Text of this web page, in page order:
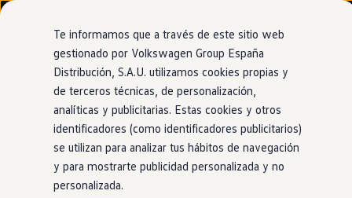
Ir
directamente
al contenido
Ir
directamente
al pie de
página
Nuevo ID. Cross
Vehículos Comerciales
Compra y ofertas
Volkswagen nuevo en stock
Volkswagen de ocasión
Financiación
My Renting
My Way
Seguros
Empresas
Autoescuelas
Eléctricos e híbridos
Te informamos que a través de este sitio web
gestionado por Volkswagen Group España
Distribución, S.A.U. utilizamos cookies propias y
de terceros técnicas, de personalización,
analíticas y publicitarias. Estas cookies y otros
identificadores (como identificadores publicitarios)
se utilizan para analizar tus hábitos de navegación
y para mostrarte publicidad personalizada y no
personalizada.